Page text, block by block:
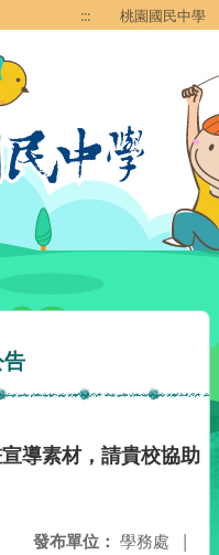
::: 桃園國民中學
導素材，請貴校協助
發布單位： 學務處 |